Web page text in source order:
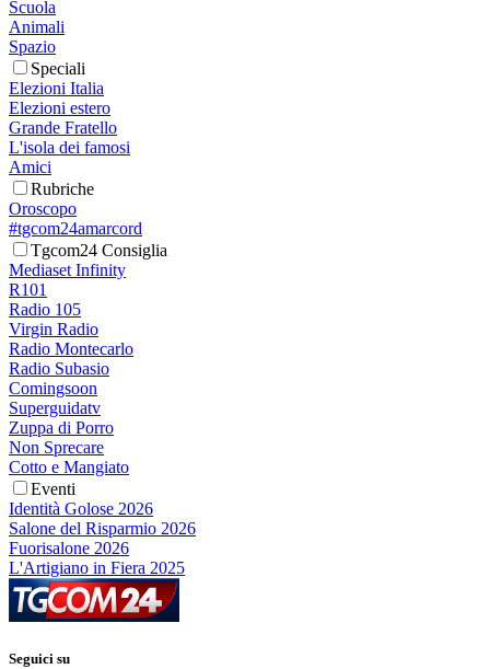
Scuola
Animali
Spazio
Speciali
Elezioni Italia
Elezioni estero
Grande Fratello
L'isola dei famosi
Amici
Rubriche
Oroscopo
#tgcom24amarcord
Tgcom24 Consiglia
Mediaset Infinity
R101
Radio 105
Virgin Radio
Radio Montecarlo
Radio Subasio
Comingsoon
Superguidatv
Zuppa di Porro
Non Sprecare
Cotto e Mangiato
Eventi
Identità Golose 2026
Salone del Risparmio 2026
Fuorisalone 2026
L'Artigiano in Fiera 2025
Seguici su